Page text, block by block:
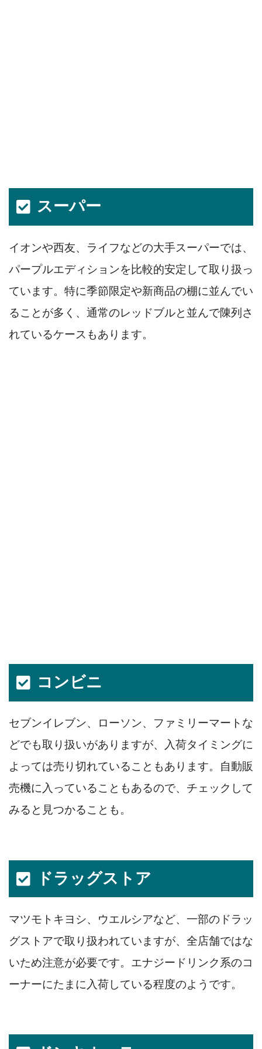
スーパー
イオンや西友、ライフなどの大手スーパーでは、
パープルエディションを比較的安定して取り扱っ
ています。特に季節限定や新商品の棚に並んでい
ることが多く、通常のレッドブルと並んで陳列さ
れているケースもあります。
コンビニ
セブンイレブン、ローソン、ファミリーマートな
どでも取り扱いがありますが、入荷タイミングに
よっては売り切れていることもあります。自動販
売機に入っていることもあるので、チェックして
みると見つかることも。
ドラッグストア
マツモトキヨシ、ウエルシアなど、一部のドラッ
グストアで取り扱われていますが、全店舗ではな
いため注意が必要です。エナジードリンク系のコ
ーナーにたまに入荷している程度のようです。